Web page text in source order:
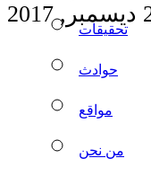
تحقيقات
حوادث
مواقع
من نحن